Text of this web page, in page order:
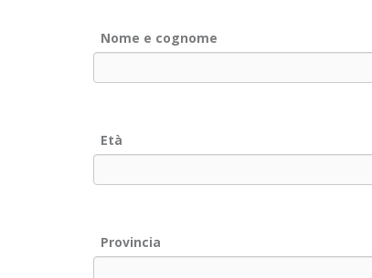
Nome e cognome
Età
Provincia